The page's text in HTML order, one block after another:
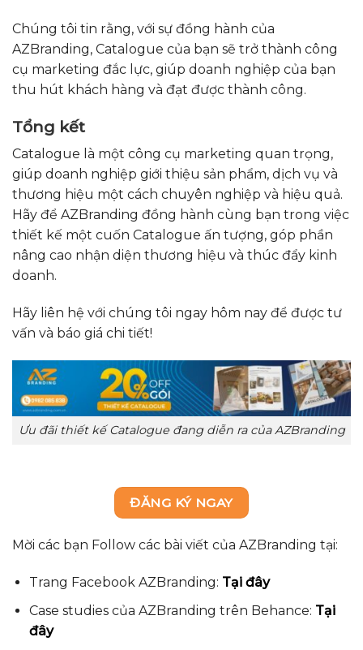
Chúng tôi tin rằng, với sự đồng hành của
AZBranding, Catalogue của bạn sẽ trở thành công
cụ marketing đắc lực, giúp doanh nghiệp của bạn
thu hút khách hàng và đạt được thành công.
Tổng kết
Catalogue là một công cụ marketing quan trọng,
giúp doanh nghiệp giới thiệu sản phẩm, dịch vụ và
thương hiệu một cách chuyên nghiệp và hiệu quả.
Hãy để AZBranding đồng hành cùng bạn trong việc
thiết kế một cuốn Catalogue ấn tượng, góp phần
nâng cao nhận diện thương hiệu và thúc đẩy kinh
doanh.
Hãy liên hệ với chúng tôi ngay hôm nay để được tư
vấn và báo giá chi tiết!
Ưu đãi thiết kế Catalogue đang diễn ra của AZBranding
ĐĂNG KÝ NGAY
Mời các bạn Follow các bài viết của AZBranding tại:
Trang Facebook AZBranding: Tại đây
Case studies của AZBranding trên Behance: Tại
đây